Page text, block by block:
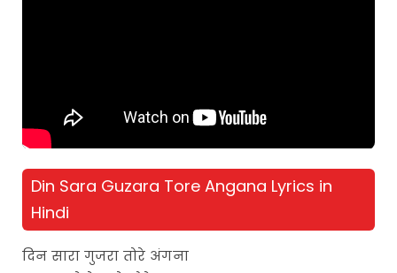
Din Sara Guzara Tore Angana Lyrics in
Hindi
दिन सारा गुजरा तोरे अंगना